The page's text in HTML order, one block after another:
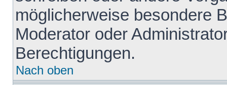
möglicherweise besondere
Moderator oder
Berechtigungen.
Nach oben